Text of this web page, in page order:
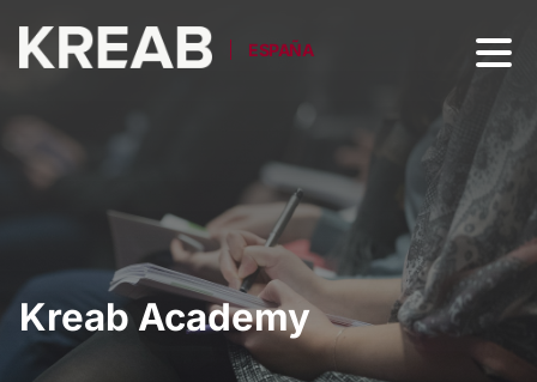
ESPAÑA
Kreab Academy